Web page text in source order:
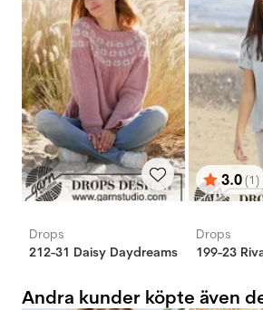
Drops
212-31 Daisy Daydreams
Betyg:
3.0(1)
utav 5
Drops
199-23
Andra kunder köpte även